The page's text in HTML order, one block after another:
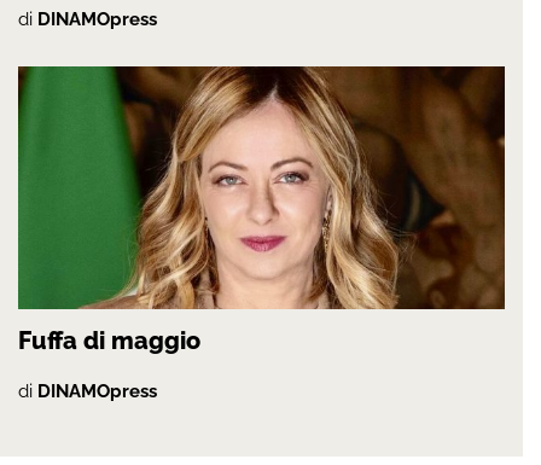
di DINAMOpress
Fuffa di maggio
di DINAMOpress